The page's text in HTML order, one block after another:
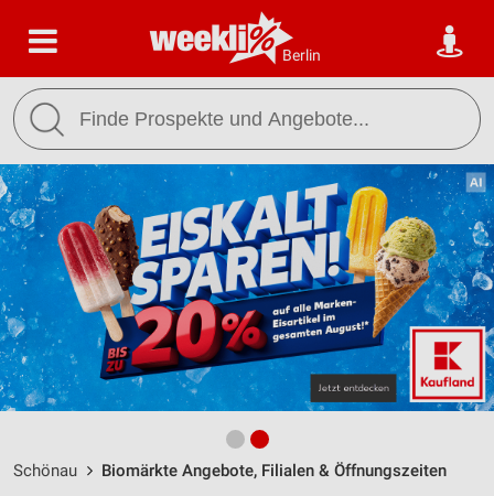
Berlin
Schönau Biomärkte Angebote, Filialen & Öffnungszeiten